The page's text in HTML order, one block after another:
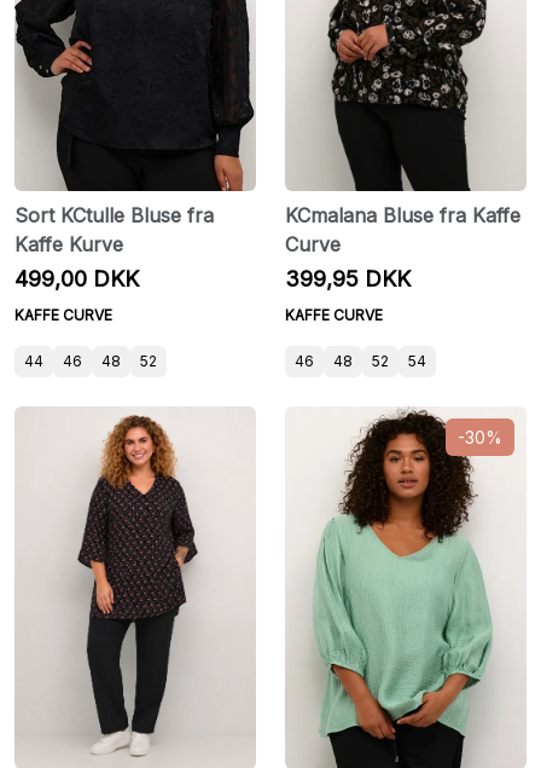
Sort KCtulle Bluse fra
Kaffe Kurve
499,00 DKK
KAFFE CURVE
44 46 48 52
KCmalana Bluse fra Kaffe
Curve
399,95 DKK
KAFFE CURVE
46 48 52 54
-30%